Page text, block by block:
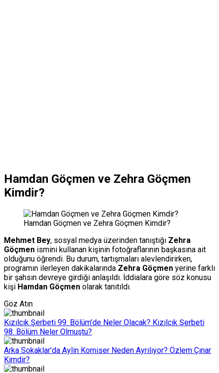
Hamdan Göçmen ve Zehra Göçmen
Kimdir?
Hamdan Göçmen ve Zehra Göçmen Kimdir?
Mehmet Bey, sosyal medya üzerinden tanıştığı Zehra
Göçmen ismini kullanan kişinin fotoğraflarının başkasına ait
olduğunu öğrendi. Bu durum, tartışmaları alevlendirirken,
programın ilerleyen dakikalarında Zehra Göçmen yerine farklı
bir şahsın devreye girdiği anlaşıldı. İddialara göre söz konusu
kişi Hamdan Göçmen olarak tanıtıldı.
Göz Atın
Kızılcık Şerbeti 99. Bölüm’de Neler Olacak? Kızılcık Şerbeti
98. Bölüm Neler Olmuştu?
Arka Sokaklar’da Aylin Komiser Neden Ayrılıyor? Özlem Çınar
Kimdir?